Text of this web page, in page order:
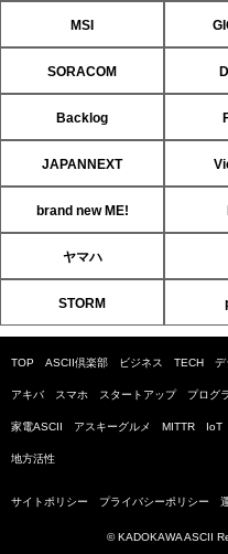
MSI
SORACOM
Backlog
JAPANNEXT
brand new ME!
ヤマハ
STORM
TOP ASCII倶楽部 ビジネス TECH デ
アキバ スマホ スタートアップ プログ
家電ASCII アスキーグルメ MITTR IoT
地方活性
サイトポリシー プライバシーポリシー
© KADOKAWA ASCII